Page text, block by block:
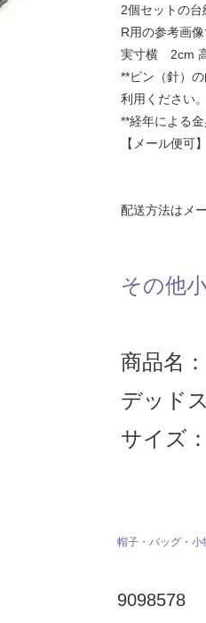
2個セットの
R用の参考画像
実寸横 2cm
**ピン（針）
利用ください。
**経年による
【メール便可】
配送方法はメ
その他
商品名
デッド
サイズ
帽子・バッグ・小
9098578